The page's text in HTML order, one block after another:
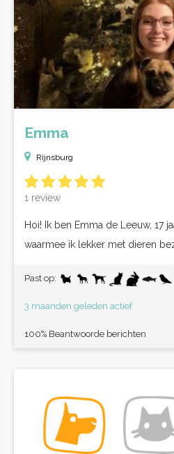
Emma
Rijnsburg
1 review
Hoi! Ik ben Emma de Leeuw, 17
waarmee ik lekker met dieren
Past op:
3 maanden geleden actief
100% Beantwoorde berichten